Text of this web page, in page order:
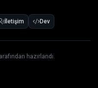
İletişim Dev
hazırlandı.